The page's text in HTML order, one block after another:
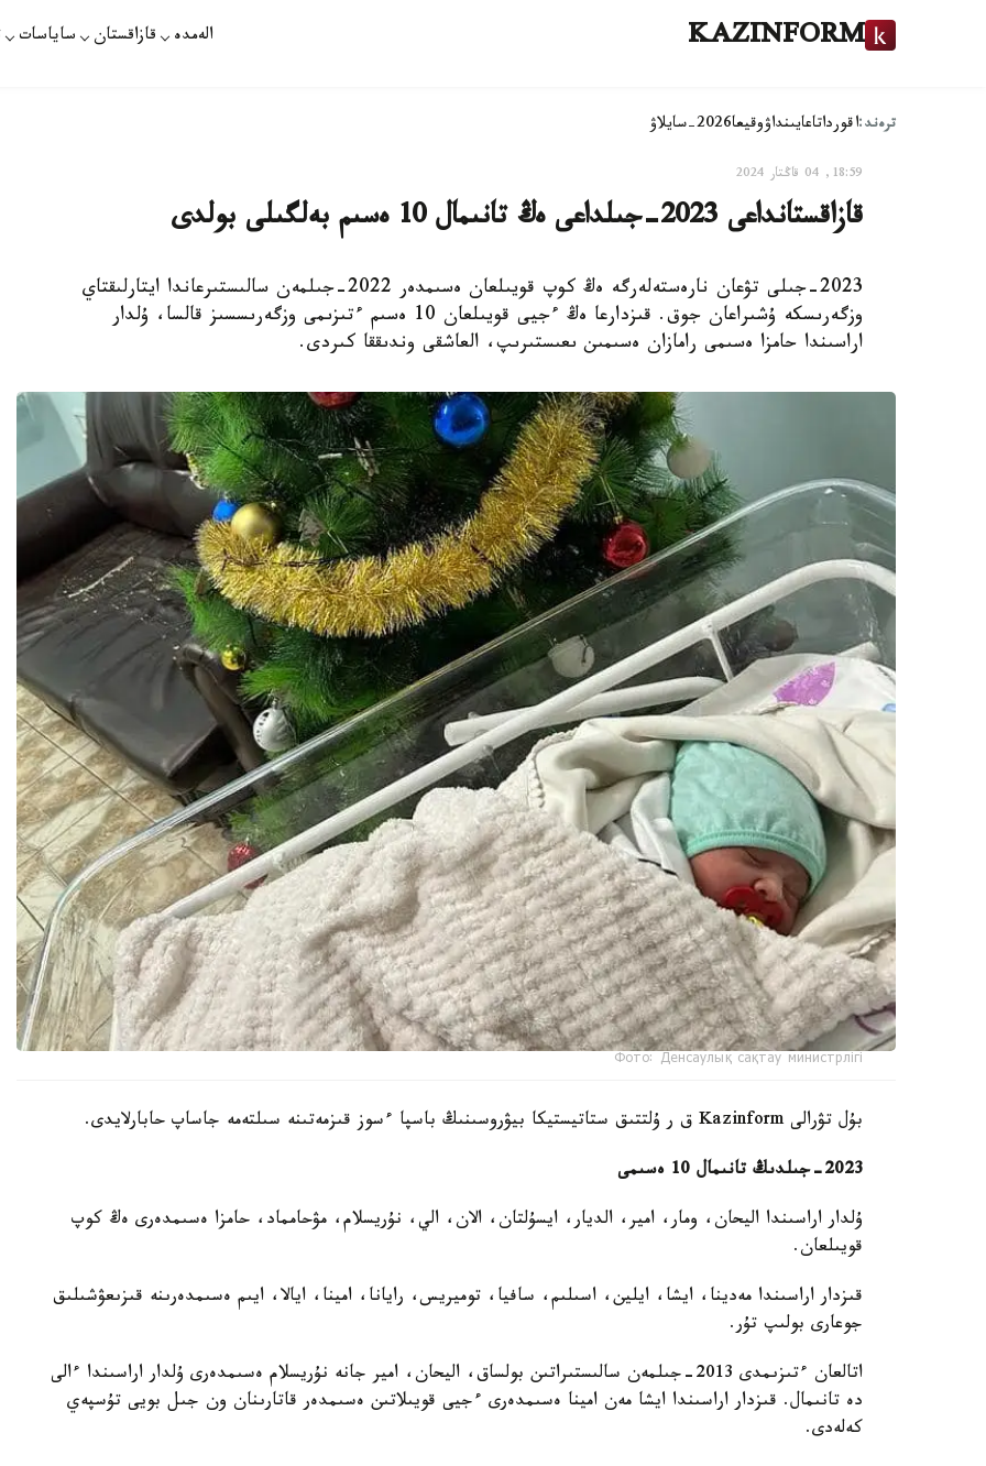
KAZINFORM الەمدە قازاقستان ساياسات
ترەند:اقورداتاعايىنداۋوقيعا2026-سايلاۋ
18:59, 04 قاڭتار 2024
قازاقستانداعى 2023-جىلداعى ەڭ تانىمال 10 ەسىم بەلگىلى بولدى
2023-جىلى تۋعان نارەستەلەرگە ەڭ كوپ قويىلعان ەسىمدەر 2022-جىلمەن سالىستىرعاندا ايتارلىقتاي
وزگەرىسكە ۇشىراعان جوق. قىزدارعا ەڭ ءجيى قويىلعان 10 ەسىم ءتىزىمى وزگەرىسسىز قالسا، ۇلدار
اراسىندا حامزا ەسىمى رامازان ەسىمىن ىعىستىرىپ، العاشقى وندىققا كىردى.
Фото: Денсаулық сақтау министрлігі
بۇل تۋرالى Kazinform ق ر ۇلتتىق ستاتيستيكا بيۋروسىنىڭ باسپا ءسوز قىزمەتىنە سىلتەمە جاساپ حابارلايدى.
2023-جىلدىڭ تانىمال 10 ەسىمى
ۇلدار اراسىندا اليحان، ومار، امير، الديار، ايسۇلتان، الان، الي، نۇريسلام، مۋحامماد، حامزا ەسىمدەرى ەڭ كوپ
قويىلعان.
قىزدار اراسىندا مەدينا، ايشا، ايلين، اسىلىم، سافيا، توميريس، رايانا، امينا، ايالا، ايىم ەسىمدەرىنە قىزىعۋشىلىق
جوعارى بولىپ تۇر.
اتالعان ءتىزىمدى 2013-جىلمەن سالىستىراتىن بولساق، اليحان، امير جانە نۇريسلام ەسىمدەرى ۇلدار اراسىندا ءالى
دە تانىمال. قىزدار اراسىندا ايشا مەن امينا ەسىمدەرى ءجيى قويىلاتىن ەسىمدەر قاتارىنان ون جىل بويى تۇسپەي
كەلەدى.